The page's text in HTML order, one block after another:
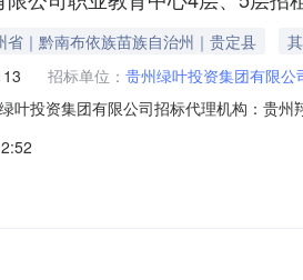
省｜黔南布依族苗族自治州｜贵定县
招标单位： 贵州绿叶投资集团有限公
叶投资集团有限公司招标代理机构：贵
议时间：2026年07月24日10时30分报